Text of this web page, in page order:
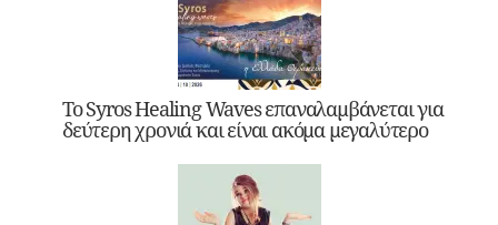
Το Syros Healing Waves επαναλαμβάνεται για
δεύτερη χρονιά και είναι ακόμα μεγαλύτερο